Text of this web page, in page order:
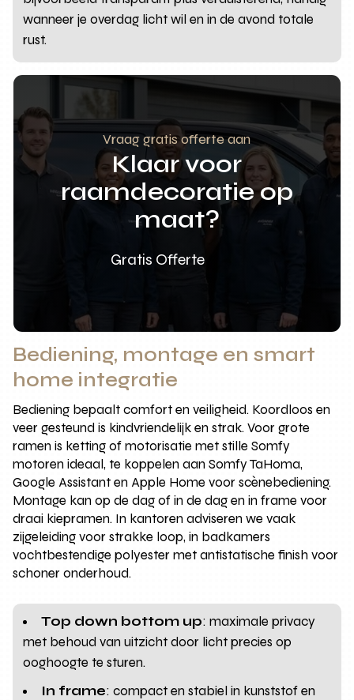
wanneer je overdag licht wil en in de avond totale
rust.
Vraag gratis offerte aan
Klaar voor
raamdecoratie op
maat?
Gratis Offerte
Bediening, montage en smart
home integratie
Bediening bepaalt comfort en veiligheid. Koordloos en
veer gesteund is kindvriendelijk en strak. Voor grote
ramen is ketting of motorisatie met stille Somfy
motoren ideaal, te koppelen aan Somfy TaHoma,
Google Assistant en Apple Home voor scènebediening.
Montage kan op de dag of in de dag en in frame voor
draai kiepramen. In kantoren adviseren we vaak
zijgeleiding voor strakke loop, in badkamers
vochtbestendige polyester met antistatische finish voor
schoner onderhoud.
Top down bottom up: maximale privacy
met behoud van uitzicht door licht precies op
ooghoogte te sturen.
In frame: compact en stabiel in kunststof en